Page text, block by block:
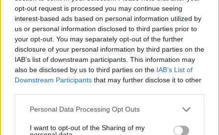
opt-out request is processed you may continue seeing
interest-based ads based on personal information utilized by
us or personal information disclosed to third parties prior to
your opt-out. You may separately opt-out of the further
disclosure of your personal information by third parties on the
IAB’s list of downstream participants. This information may
also be disclosed by us to third parties on the IAB’s List of
Downstream Participants that may further disclose it to other
Personal Data Processing Opt Outs
I want to opt-out of the Sharing of my
Minősítés
Hogyan lehet minősített
kutyabarát helyed?